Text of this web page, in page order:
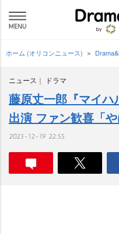
ホーム (オリコンニュース)
ニュース ドラマ
藤原丈一郎『マイ
出演 ファン歓喜「
2023-12-19 22:55